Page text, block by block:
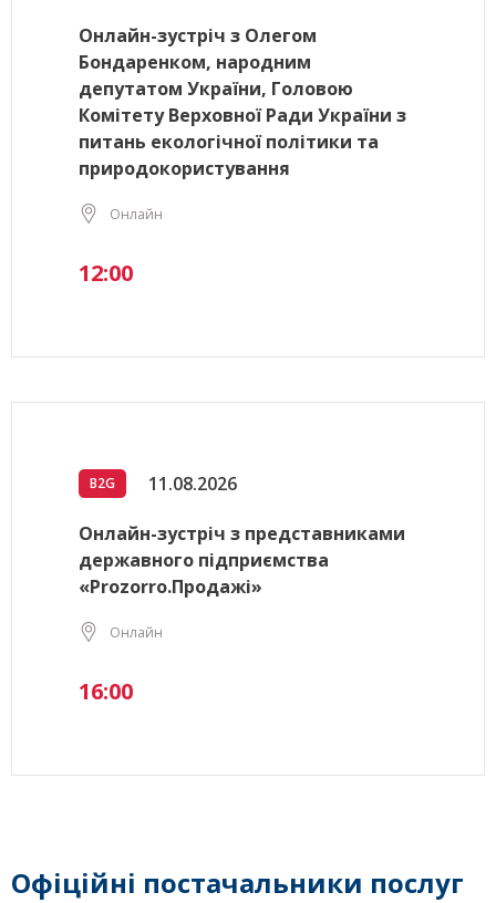
Онлайн-зустріч з Олегом
Бондаренком, народним
депутатом України, Головою
Комітету Верховної Ради України з
питань екологічної політики та
природокористування
Онлайн
12:00
B2G 11.08.2026
Онлайн-зустріч з представниками
державного підприємства
«Prozorro.Продажі»
Онлайн
16:00
Офіційні постачальники послуг